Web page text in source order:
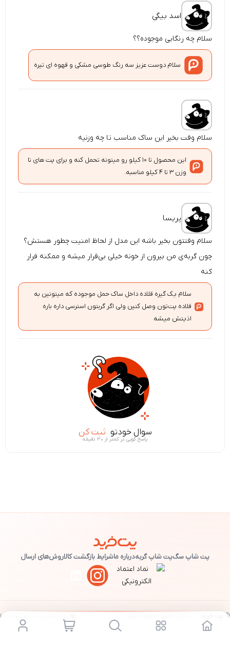
اسد بیگی
سلام چه رنگایی موجوده؟؟
سلام دوست عزیز سه رنگ طوسی مشکی و قهوه ای تیره
سلام وقت بخیر این ساک مناسب تا چه وزنیه
این محصول تا ۱۰ کیلو رو میتونه تحمل کنه و برای پت های تا
وزن ۳ تا ۴ کیلو مناسبه.
پریسا
سلام وقتتون بخیر باشه این مدل از لحاظ امنیت چطور هستش؟
چون گربه‌ی من بیرون از خونه خیلی بی‌قرار میشه و ممکنه فرار
کنه
سلام یک گیره قلاده داخل ساک حمل موجوده که میتونین به
قلاده پت‌تون وصل کنین ولی اگر گربتون استرسی داره باره
اذیتش میشه
سوال خودتو ثبت کن
پاسخ گویی در کمتر از ۳۰ دقیقه
پت شاپ سگپت شاپ گربهدرباره ماشرایط بازگشت کالاروش‌های ارسال
© نزدیک‌ترین پت شاپ به شما